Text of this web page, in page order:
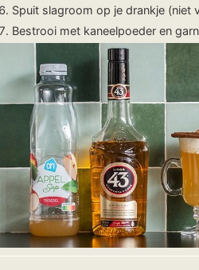
Spuit slagroom op je drankje (niet
Bestrooi met kaneelpoeder en